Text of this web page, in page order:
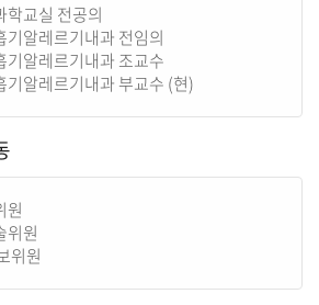
학교실 전공의
기알레르기내과 전임의
기알레르기내과 조교수
기알레르기내과 부교수 (현)
원
위원
위원